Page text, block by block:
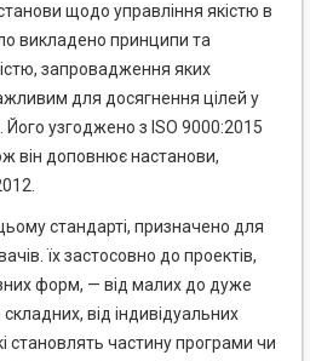
щодо управління якістю в
викладено принципи та
запровадження яких
для досягнення цілей у
Його узгоджено з ISO 9000:2015
він доповнює настанови,
стандарті, призначено для
їх застосовно до проектів,
форм, — від малих до дуже
від індивідуальних
становлять частину програми чи